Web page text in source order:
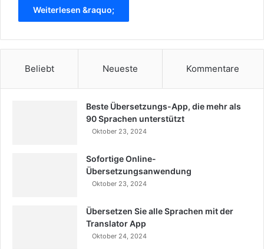
Weiterlesen &raquo;
Beliebt Neueste Kommentare
Beste Übersetzungs-App, die mehr als
90 Sprachen unterstützt
Oktober 23, 2024
Sofortige Online-
Übersetzungsanwendung
Oktober 23, 2024
Übersetzen Sie alle Sprachen mit der
Translator App
Oktober 24, 2024